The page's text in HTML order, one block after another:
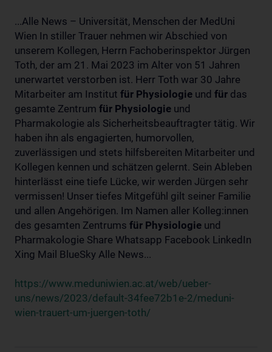
...Alle News – Universität, Menschen der MedUni
Wien In stiller Trauer nehmen wir Abschied von
unserem Kollegen, Herrn Fachoberinspektor Jürgen
Toth, der am 21. Mai 2023 im Alter von 51 Jahren
unerwartet verstorben ist. Herr Toth war 30 Jahre
Mitarbeiter am Institut für Physiologie und für das
gesamte Zentrum für Physiologie und
Pharmakologie als Sicherheitsbeauftragter tätig. Wir
haben ihn als engagierten, humorvollen,
zuverlässigen und stets hilfsbereiten Mitarbeiter und
Kollegen kennen und schätzen gelernt. Sein Ableben
hinterlässt eine tiefe Lücke, wir werden Jürgen sehr
vermissen! Unser tiefes Mitgefühl gilt seiner Familie
und allen Angehörigen. Im Namen aller Kolleg:innen
des gesamten Zentrums für Physiologie und
Pharmakologie Share Whatsapp Facebook LinkedIn
Xing Mail BlueSky Alle News...
https://www.meduniwien.ac.at/web/ueber-
uns/news/2023/default-34fee72b1e-2/meduni-
wien-trauert-um-juergen-toth/